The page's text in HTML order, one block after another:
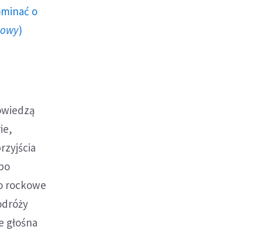
o
)
rockowe